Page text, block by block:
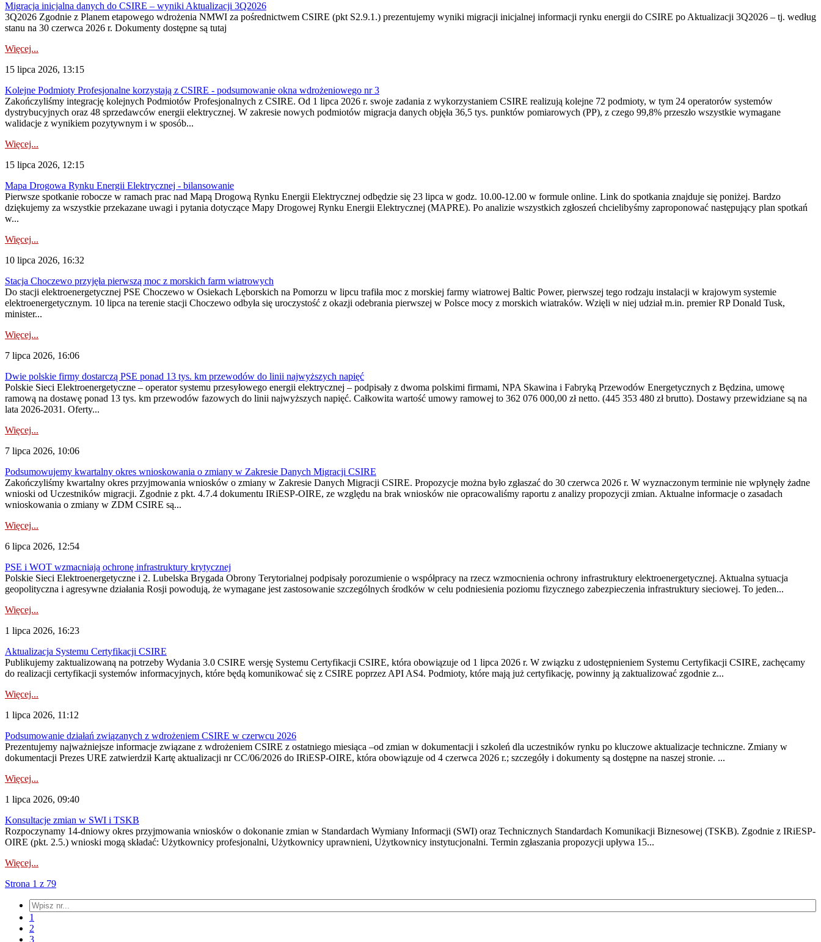
Migracja inicjalna danych do CSIRE – wyniki Aktualizacji 3Q2026
3Q2026 Zgodnie z Planem etapowego wdrożenia NMWI za pośrednictwem CSIRE (pkt S2.9.1.) prezentujemy wyniki migracji inicjalnej informacji rynku energii do CSIRE po Aktualizacji 3Q2026 – tj. według
stanu na 30 czerwca 2026 r. Dokumenty dostępne są tutaj
Więcej...
15 lipca 2026, 13:15
Kolejne Podmioty Profesjonalne korzystają z CSIRE - podsumowanie okna wdrożeniowego nr 3
Zakończyliśmy integrację kolejnych Podmiotów Profesjonalnych z CSIRE. Od 1 lipca 2026 r. swoje zadania z wykorzystaniem CSIRE realizują kolejne 72 podmioty, w tym 24 operatorów systemów
dystrybucyjnych oraz 48 sprzedawców energii elektrycznej. W zakresie nowych podmiotów migracja danych objęła 36,5 tys. punktów pomiarowych (PP), z czego 99,8% przeszło wszystkie wymagane
walidacje z wynikiem pozytywnym i w sposób...
Więcej...
15 lipca 2026, 12:15
Mapa Drogowa Rynku Energii Elektrycznej - bilansowanie
Pierwsze spotkanie robocze w ramach prac nad Mapą Drogową Rynku Energii Elektrycznej odbędzie się 23 lipca w godz. 10.00-12.00 w formule online. Link do spotkania znajduje się poniżej. Bardzo
dziękujemy za wszystkie przekazane uwagi i pytania dotyczące Mapy Drogowej Rynku Energii Elektrycznej (MAPRE). Po analizie wszystkich zgłoszeń chcielibyśmy zaproponować następujący plan spotkań
w...
Więcej...
10 lipca 2026, 16:32
Stacja Choczewo przyjęła pierwszą moc z morskich farm wiatrowych
Do stacji elektroenergetycznej PSE Choczewo w Osiekach Lęborskich na Pomorzu w lipcu trafiła moc z morskiej farmy wiatrowej Baltic Power, pierwszej tego rodzaju instalacji w krajowym systemie
elektroenergetycznym. 10 lipca na terenie stacji Choczewo odbyła się uroczystość z okazji odebrania pierwszej w Polsce mocy z morskich wiatraków. Wzięli w niej udział m.in. premier RP Donald Tusk,
minister...
Więcej...
7 lipca 2026, 16:06
Dwie polskie firmy dostarczą PSE ponad 13 tys. km przewodów do linii najwyższych napięć
Polskie Sieci Elektroenergetyczne – operator systemu przesyłowego energii elektrycznej – podpisały z dwoma polskimi firmami, NPA Skawina i Fabryką Przewodów Energetycznych z Będzina, umowę
ramową na dostawę ponad 13 tys. km przewodów fazowych do linii najwyższych napięć. Całkowita wartość umowy ramowej to 362 076 000,00 zł netto. (445 353 480 zł brutto). Dostawy przewidziane są na
lata 2026-2031. Oferty...
Więcej...
7 lipca 2026, 10:06
Podsumowujemy kwartalny okres wnioskowania o zmiany w Zakresie Danych Migracji CSIRE
Zakończyliśmy kwartalny okres przyjmowania wniosków o zmiany w Zakresie Danych Migracji CSIRE. Propozycje można było zgłaszać do 30 czerwca 2026 r. W wyznaczonym terminie nie wpłynęły żadne
wnioski od Uczestników migracji. Zgodnie z pkt. 4.7.4 dokumentu IRiESP-OIRE, ze względu na brak wniosków nie opracowaliśmy raportu z analizy propozycji zmian. Aktualne informacje o zasadach
wnioskowania o zmiany w ZDM CSIRE są...
Więcej...
6 lipca 2026, 12:54
PSE i WOT wzmacniają ochronę infrastruktury krytycznej
Polskie Sieci Elektroenergetyczne i 2. Lubelska Brygada Obrony Terytorialnej podpisały porozumienie o współpracy na rzecz wzmocnienia ochrony infrastruktury elektroenergetycznej. Aktualna sytuacja
geopolityczna i agresywne działania Rosji powodują, że wymagane jest zastosowanie szczególnych środków w celu podniesienia poziomu fizycznego zabezpieczenia infrastruktury sieciowej. To jeden...
Więcej...
1 lipca 2026, 16:23
Aktualizacja Systemu Certyfikacji CSIRE
Publikujemy zaktualizowaną na potrzeby Wydania 3.0 CSIRE wersję Systemu Certyfikacji CSIRE, która obowiązuje od 1 lipca 2026 r. W związku z udostępnieniem Systemu Certyfikacji CSIRE, zachęcamy
do realizacji certyfikacji systemów informacyjnych, które będą komunikować się z CSIRE poprzez API AS4. Podmioty, które mają już certyfikację, powinny ją zaktualizować zgodnie z...
Więcej...
1 lipca 2026, 11:12
Podsumowanie działań związanych z wdrożeniem CSIRE w czerwcu 2026
Prezentujemy najważniejsze informacje związane z wdrożeniem CSIRE z ostatniego miesiąca –od zmian w dokumentacji i szkoleń dla uczestników rynku po kluczowe aktualizacje techniczne. Zmiany w
dokumentacji Prezes URE zatwierdził Kartę aktualizacji nr CC/06/2026 do IRiESP‑OIRE, która obowiązuje od 4 czerwca 2026 r.; szczegóły i dokumenty są dostępne na naszej stronie. ...
Więcej...
1 lipca 2026, 09:40
Konsultacje zmian w SWI i TSKB
Rozpoczynamy 14-dniowy okres przyjmowania wniosków o dokonanie zmian w Standardach Wymiany Informacji (SWI) oraz Technicznych Standardach Komunikacji Biznesowej (TSKB). Zgodnie z IRiESP-
OIRE (pkt. 2.5.) wnioski mogą składać: Użytkownicy profesjonalni, Użytkownicy uprawnieni, Użytkownicy instytucjonalni. Termin zgłaszania propozycji upływa 15...
Więcej...
Strona 1 z 79
1
2
3